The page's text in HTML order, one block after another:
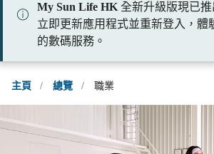
My Sun Life HK 全新升級版現已
立即更新應用程式並重新登入，體
的數碼服務。
主頁 / 總覽 / 職業